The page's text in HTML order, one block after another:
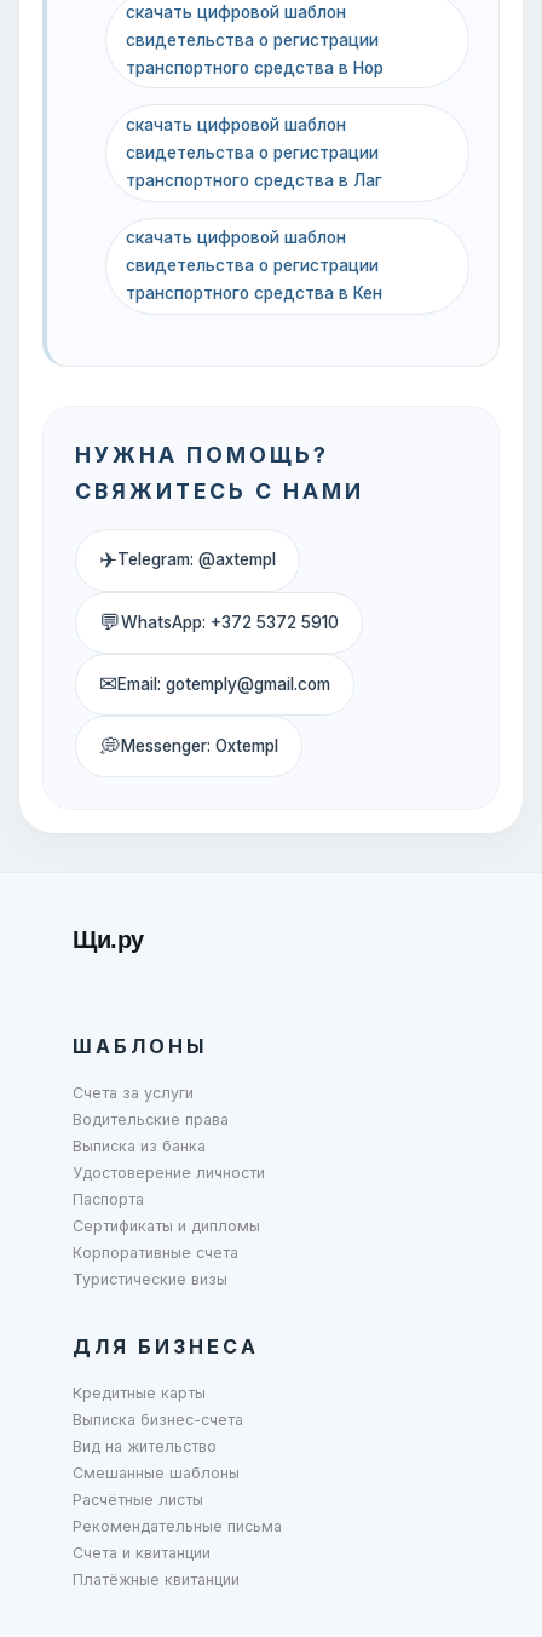
скачать цифровой шаблон
свидетельства о регистрации
транспортного средства в Нор
скачать цифровой шаблон
свидетельства о регистрации
транспортного средства в Лаг
скачать цифровой шаблон
свидетельства о регистрации
транспортного средства в Кен
НУЖНА ПОМОЩЬ?
СВЯЖИТЕСЬ С НАМИ
✈Telegram: @axtempl
💬WhatsApp: +372 5372 5910
✉Email: gotemply@gmail.com
💭Messenger: Oxtempl
Щи.ру
ШАБЛОНЫ
Счета за услуги
Водительские права
Выписка из банка
Удостоверение личности
Паспорта
Сертификаты и дипломы
Корпоративные счета
Туристические визы
ДЛЯ БИЗНЕСА
Кредитные карты
Выписка бизнес-счета
Вид на жительство
Смешанные шаблоны
Расчётные листы
Рекомендательные письма
Счета и квитанции
Платёжные квитанции